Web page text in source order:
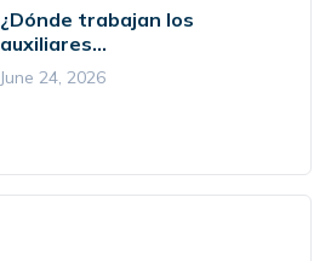
¿Dónde trabajan los
auxiliares...
June 24, 2026